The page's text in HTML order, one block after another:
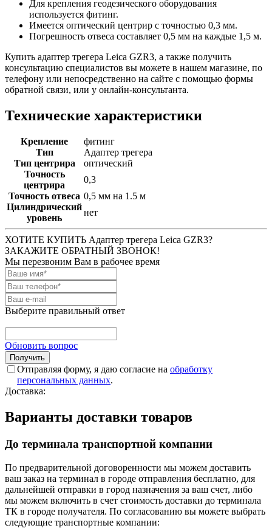
Для крепления геодезического оборудования
используется фитинг.
Имеется оптический центрир с точностью 0,3 мм.
Погрешность отвеса составляет 0,5 мм на каждые 1,5 м.
Купить адаптер трегера Leica GZR3, а также получить
консультацию специалистов вы можете в нашем магазине, по
телефону или непосредственно на сайте с помощью формы
обратной связи, или у онлайн-консультанта.
Технические характеристики
Крепление
фитинг
Тип
Адаптер трегера
Тип центрира
оптический
Точность
центрира
0,3
Точность отвеса 0,5 мм на 1.5 м
Цилиндрический
уровень
нет
ХОТИТЕ КУПИТЬ Адаптер трегера Leica GZR3?
ЗАКАЖИТЕ ОБРАТНЫЙ ЗВОНОК!
Мы перезвоним Вам в рабочее время
Выберите правильный ответ
Обновить вопрос
Отправляя форму, я даю согласие на обработку
персональных данных.
Доставка:
Варианты доставки товаров
До терминала транспортной компании
По предварительной договоренности мы можем доставить
ваш заказ на терминал в городе отправления бесплатно, для
дальнейшей отправки в город назначения за ваш счет, либо
мы можем включить в счет стоимость доставки до терминала
ТК в городе получателя. По согласованию вы можете выбрать
следующие транспортные компании: